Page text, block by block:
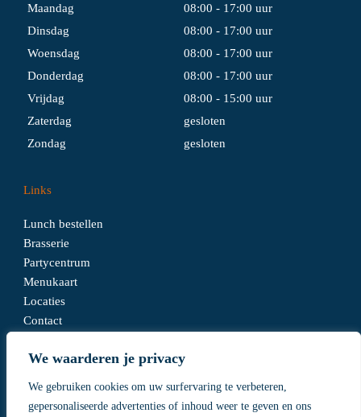
We waarderen je privacy
We gebruiken cookies om uw surfervaring te verbeteren,
gepersonaliseerde advertenties of inhoud weer te geven en ons
Maandag
08:00 - 17:00 uur
Dinsdag
08:00 - 17:00 uur
Woensdag
08:00 - 17:00 uur
Donderdag
08:00 - 17:00 uur
Vrijdag
08:00 - 15:00 uur
Zaterdag
gesloten
Zondag
gesloten
Links
Lunch bestellen
Brasserie
Partycentrum
Menukaart
Locaties
Contact
Algemene voorwaarden
Disclaimer